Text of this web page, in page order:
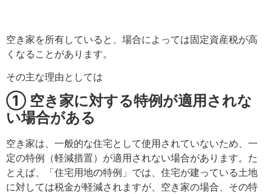
空き家を所有していると、場合によっては固定資産税が高
くなることがあります。
その主な理由としては
① 空き家に対する特例が適用されな
い場合がある
空き家は、一般的な住宅として使用されていないため、一
定の特例（軽減措置）が適用されない場合があります。た
とえば、「住宅用地の特例」では、住宅が建っている土地
に対しては税金が軽減されますが、空き家の場合、その特